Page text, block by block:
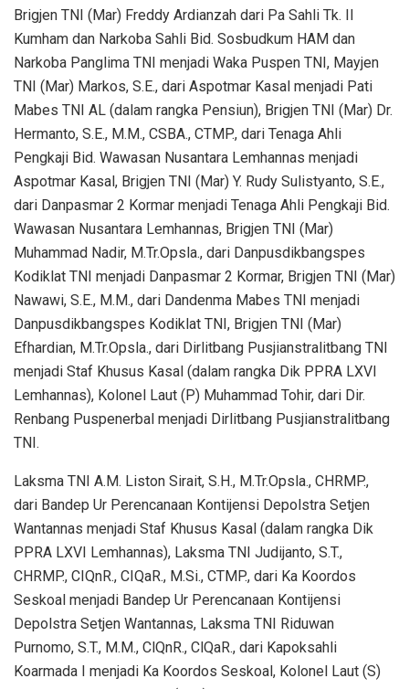
Brigjen TNI (Mar) Freddy Ardianzah dari Pa Sahli Tk. II
Kumham dan Narkoba Sahli Bid. Sosbudkum HAM dan
Narkoba Panglima TNI menjadi Waka Puspen TNI, Mayjen
TNI (Mar) Markos, S.E., dari Aspotmar Kasal menjadi Pati
Mabes TNI AL (dalam rangka Pensiun), Brigjen TNI (Mar) Dr.
Hermanto, S.E., M.M., CSBA., CTMP., dari Tenaga Ahli
Pengkaji Bid. Wawasan Nusantara Lemhannas menjadi
Aspotmar Kasal, Brigjen TNI (Mar) Y. Rudy Sulistyanto, S.E.,
dari Danpasmar 2 Kormar menjadi Tenaga Ahli Pengkaji Bid.
Wawasan Nusantara Lemhannas, Brigjen TNI (Mar)
Muhammad Nadir, M.Tr.Opsla., dari Danpusdikbangspes
Kodiklat TNI menjadi Danpasmar 2 Kormar, Brigjen TNI (Mar)
Nawawi, S.E., M.M., dari Dandenma Mabes TNI menjadi
Danpusdikbangspes Kodiklat TNI, Brigjen TNI (Mar)
Efhardian, M.Tr.Opsla., dari Dirlitbang Pusjianstralitbang TNI
menjadi Staf Khusus Kasal (dalam rangka Dik PPRA LXVI
Lemhannas), Kolonel Laut (P) Muhammad Tohir, dari Dir.
Renbang Puspenerbal menjadi Dirlitbang Pusjianstralitbang
TNI.
Laksma TNI A.M. Liston Sirait, S.H., M.Tr.Opsla., CHRMP.,
dari Bandep Ur Perencanaan Kontijensi Depolstra Setjen
Wantannas menjadi Staf Khusus Kasal (dalam rangka Dik
PPRA LXVI Lemhannas), Laksma TNI Judijanto, S.T.,
CHRMP., CIQnR., CIQaR., M.Si., CTMP., dari Ka Koordos
Seskoal menjadi Bandep Ur Perencanaan Kontijensi
Depolstra Setjen Wantannas, Laksma TNI Riduwan
Purnomo, S.T., M.M., ClQnR., ClQaR., dari Kapoksahli
Koarmada I menjadi Ka Koordos Seskoal, Kolonel Laut (S)